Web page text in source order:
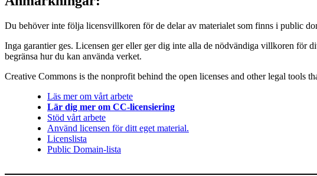
Du behöver inte följa licensvillkoren för de delar av materialet som finns i public
Inga garantier ges. Licensen ger eller ger dig inte alla de nödvändiga villkoren för
begränsa hur du kan använda verket.
Creative Commons is the nonprofit behind the open licenses and other legal tools
Läs mer om vårt arbete
Lär dig mer om CC-licensiering
Stöd vårt arbete
Använd licensen för ditt eget material.
Licenslista
Public Domain-lista